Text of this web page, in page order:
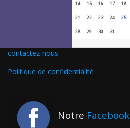
14 15 16 17 18
21 22 23 24 25
28 29 30 31
contactez-nous
Politique de confidentialité
Notre Facebook